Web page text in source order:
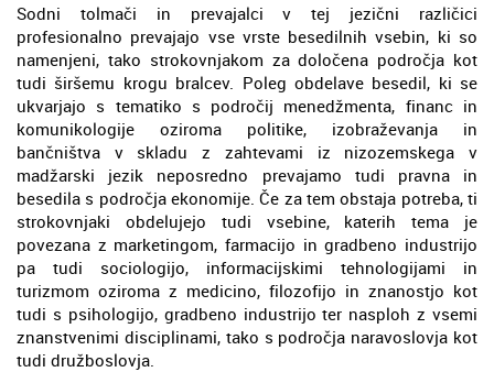
Sodni tolmači in prevajalci v tej jezični različici
profesionalno prevajajo vse vrste besedilnih vsebin, ki so
namenjeni, tako strokovnjakom za določena področja kot
tudi širšemu krogu bralcev. Poleg obdelave besedil, ki se
ukvarjajo s tematiko s področij menedžmenta, financ in
komunikologije oziroma politike, izobraževanja in
bančništva v skladu z zahtevami iz nizozemskega v
madžarski jezik neposredno prevajamo tudi pravna in
besedila s področja ekonomije. Če za tem obstaja potreba, ti
strokovnjaki obdelujejo tudi vsebine, katerih tema je
povezana z marketingom, farmacijo in gradbeno industrijo
pa tudi sociologijo, informacijskimi tehnologijami in
turizmom oziroma z medicino, filozofijo in znanostjo kot
tudi s psihologijo, gradbeno industrijo ter nasploh z vsemi
znanstvenimi disciplinami, tako s področja naravoslovja kot
tudi družboslovja.